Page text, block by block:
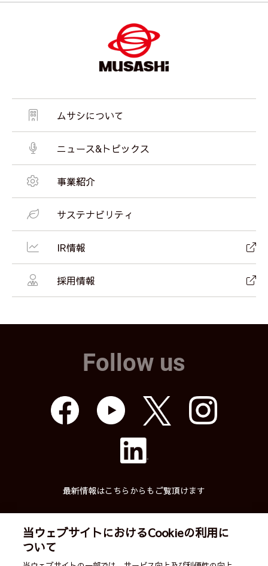
ムサシについて
ニュース&トピックス
事業紹介
サステナビリティ
IR情報
採用情報
Follow us
最新情報はこちらからもご覧頂けます
当ウェブサイトにおけるCookieの利用に
ついて